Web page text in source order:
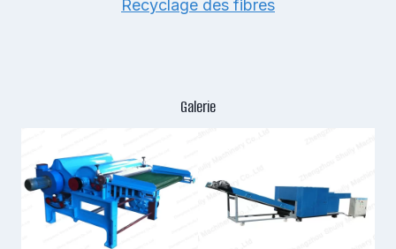
Recyclage des fibres
Galerie